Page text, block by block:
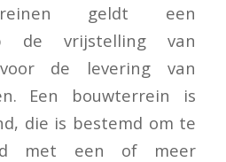
geldt een
de vrijstelling van
de levering van
Een bouwterrein is
die is bestemd om te
met een of meer